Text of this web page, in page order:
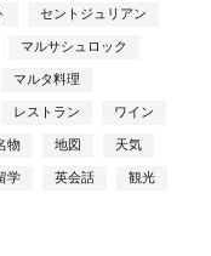
セントジュリアン
マルサシュロック
マルタ料理
レストラン ワイン
物 地図 天気
学 英会話 観光